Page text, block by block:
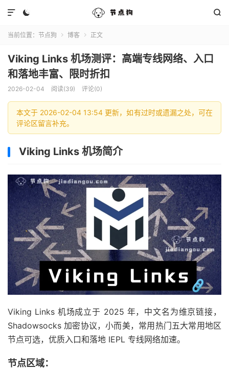
 

当前位置： 节点狗  博客  正文
Viking Links 机场测评：高端专线网络、入口
和落地丰富、限时折扣
2026-02-04 阅读(39) 评论(0)
本文于 2026-02-04 13:54 更新，如有过时或遗漏之处，可在
评论区留言补充。
Viking Links 机场简介
Viking Links 机场成立于 2025 年，中文名为维京链接，
Shadowsocks 加密协议，小而美，常用热门五大常用地区
节点可选，优质入口和落地 IEPL 专线网络加速。
节点区域：